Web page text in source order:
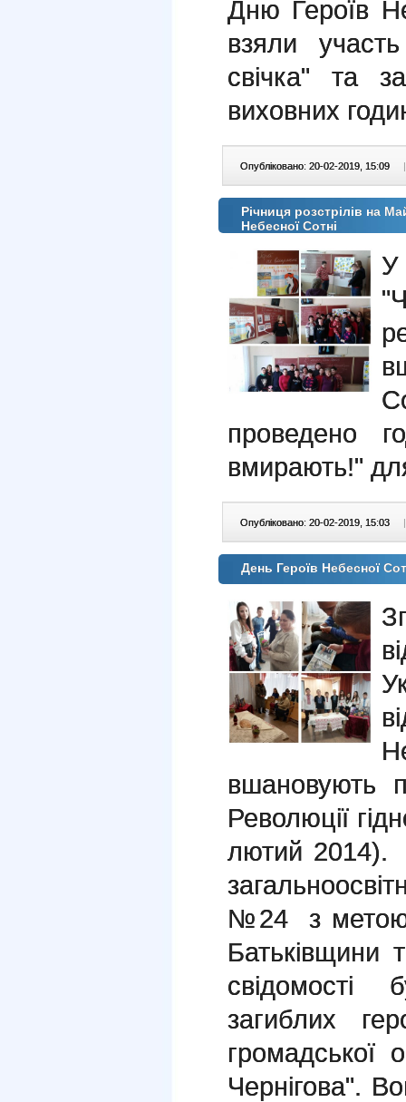
Дню Героїв
взяли
свічка" та
виховних
Опубліковано: 20-02-2019, 15:09 |
Річниця розстрілів на
Небесної Сотні
У
проведено
вмирають!"
Опубліковано: 20-02-2019, 15:03 |
День Героїв Небесної
вшановують
Революції
лютий 2014).
№24 з метою
Батьківщини
свідомості
загиблих
громадської
Чернігова".